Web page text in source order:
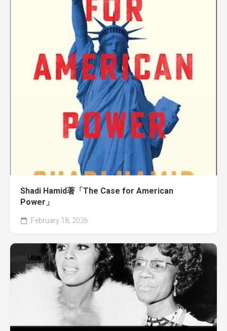
Shadi Hamid著「The Case for American
Power」
February 18, 2026